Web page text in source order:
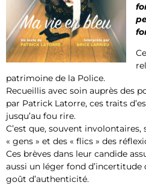
patrimoine de la Police.
Recueillis avec soin auprès des
par Patrick Latorre, ces traits
jusqu’au fou rire.
C’est que, souvent involontaires,
« gens » et des « flics » des
Ces brèves dans leur candide
aussi un léger fond d’incertitude
goût d’authenticité.